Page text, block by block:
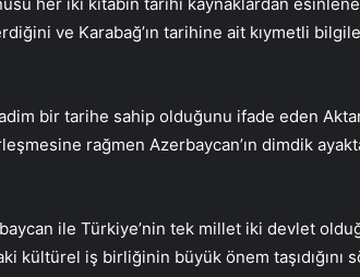
ve Karabağ’ın tarihine ait kıymetli
bir tarihe sahip olduğunu ifade eden
rağmen Azerbaycan’ın dimdik
ile Türkiye’nin tek millet iki devlet
kültürel iş birliğinin büyük önem taşıdığını